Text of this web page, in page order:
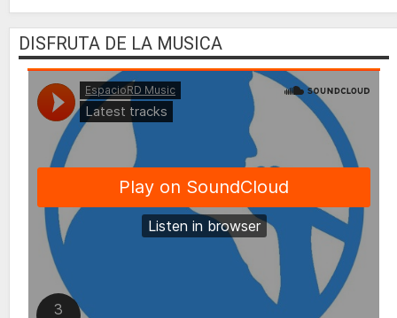
DISFRUTA DE LA MUSICA